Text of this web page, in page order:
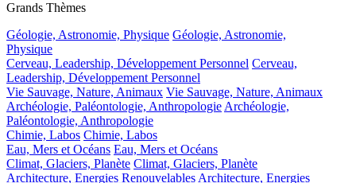
Grands Thèmes
Géologie, Astronomie, Physique Géologie, Astronomie,
Physique
Cerveau, Leadership, Développement Personnel Cerveau,
Leadership, Développement Personnel
Vie Sauvage, Nature, Animaux Vie Sauvage, Nature, Animaux
Archéologie, Paléontologie, AnthropologieArchéologie,
Paléontologie, Anthropologie
Chimie, Labos Chimie, Labos
Eau, Mers et Océans Eau, Mers et Océans
Climat, Glaciers, Planète Climat, Glaciers, Planète
Architecture, Energies RenouvelablesArchitecture, Energies